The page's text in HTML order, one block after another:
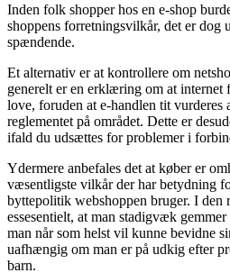
Inden folk shopper hos en e-shop
shoppens forretningsvilkår, det er dog
spændende.
Et alternativ er at kontrollere om
generelt er en erklæring om at internet
love, foruden at e-handlen tit vurderes
reglementet på området. Dette er
ifald du udsættes for problemer i
Ydermere anbefales det at køber er
væsentligste vilkår der har betydning
byttepolitik webshoppen bruger. I den
essesentielt, at man stadigvæk
man når som helst vil kunne bevidne
uafhængig om man er på udkig efter
barn.